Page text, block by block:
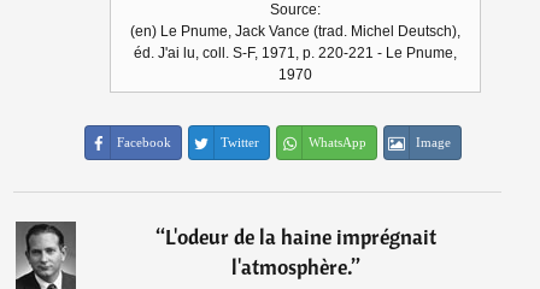
Source:
(en) Le Pnume, Jack Vance (trad. Michel Deutsch),
éd. J'ai lu, coll. S-F, 1971, p. 220-221 - Le Pnume,
1970
Facebook Twitter WhatsApp Image
“L'odeur de la haine imprégnait
l'atmosphère.”